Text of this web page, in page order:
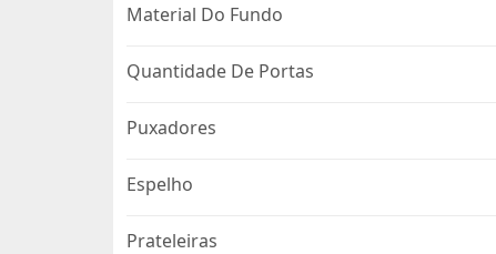
Material Do Fundo
Quantidade De Portas
Puxadores
Espelho
Prateleiras